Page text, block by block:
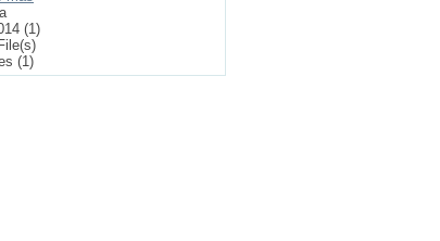
(1)
(1)